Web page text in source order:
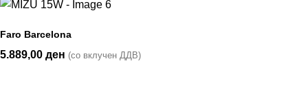
Faro Barcelona
5.889,00 ден (со вклучен ДДВ)